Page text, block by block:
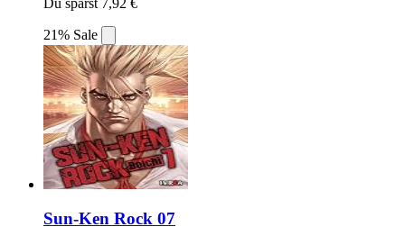
21% Sale
Sun-Ken Rock 07